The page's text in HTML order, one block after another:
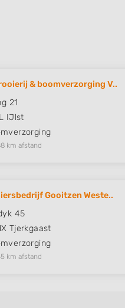
& boomverzorging V..
21
IJlst
km afstand
Gooitzen Weste..
45
Tjerkgaast
km afstand